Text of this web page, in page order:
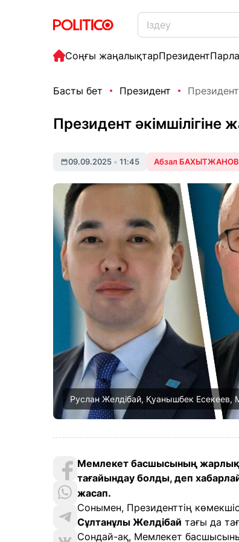
Соңғы жаңалықтарПрезидент
Басты бет Президент
Президент
09.09.2025 • 11:45 Абзал БАХЫТЖАНОВ
Руслан Желдібай, Қуанышбек Есекеев,
Мемлекет басшысының
тағайындау болды, деп
жасап.
Сонымен, Президенттің
Сұлтанұлы Желдібай тағы да
Сондай-ақ, Мемлекет